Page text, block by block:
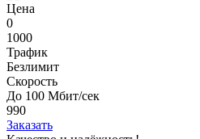
Цена
0
1000
Трафик
Безлимит
Скорость
До 100 Мбит/сек
990
Заказать